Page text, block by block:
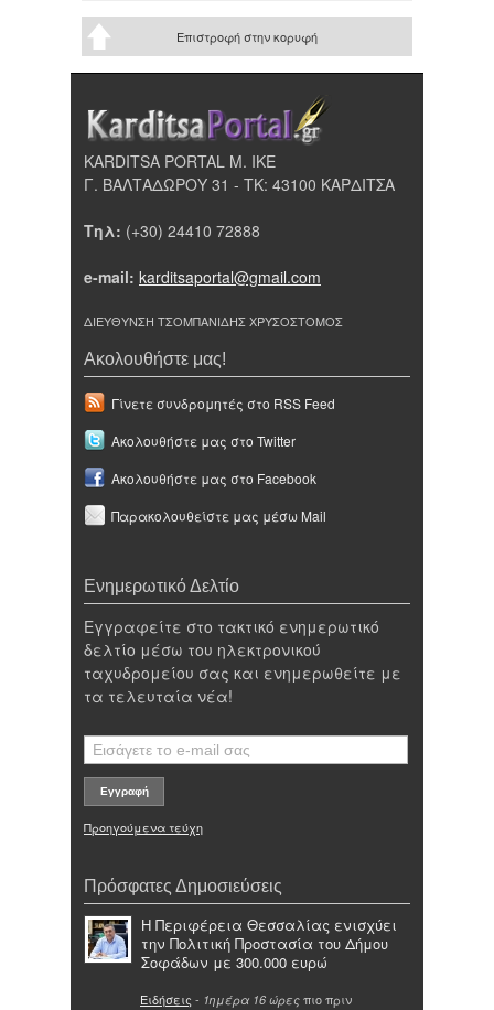
Επιστροφή στην κορυφή
KARDITSA PORTAL Μ. ΙΚΕ
Γ. ΒΑΛΤΑΔΩΡΟΥ 31 - ΤΚ: 43100 ΚΑΡΔΙΤΣΑ
Τηλ: (+30) 24410 72888
e-mail: karditsaportal@gmail.com
ΔΙΕΥΘΥΝΣΗ ΤΣΟΜΠΑΝΙΔΗΣ ΧΡΥΣΟΣΤΟΜΟΣ
Ακολουθήστε μας!
Γίνετε συνδρομητές στο RSS Feed
Ακολουθήστε μας στο Twitter
Ακολουθήστε μας στο Facebook
Παρακολουθείστε μας μέσω Mail
Ενημερωτικό Δελτίο
Εγγραφείτε στο τακτικό ενημερωτικό
δελτίο μέσω του ηλεκτρονικού
ταχυδρομείου σας και ενημερωθείτε με
τα τελευταία νέα!
Προηγούμενα τεύχη
Πρόσφατες Δημοσιεύσεις
Η Περιφέρεια Θεσσαλίας ενισχύει
την Πολιτική Προστασία του Δήμου
Σοφάδων με 300.000 ευρώ
Ειδήσεις - 1ημέρα 16 ώρες πιο πριν